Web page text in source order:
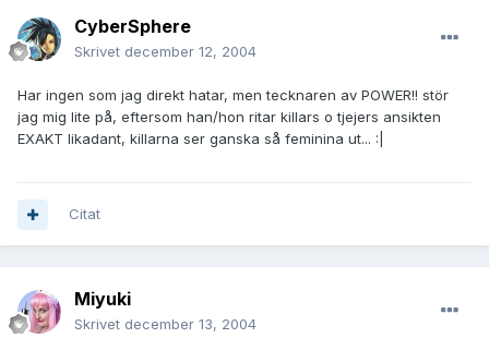
CyberSphere
Skrivet december 12, 2004
Har ingen som jag direkt hatar, men tecknaren av POWER!! stör
jag mig lite på, eftersom han/hon ritar killars o tjejers ansikten
EXAKT likadant, killarna ser ganska så feminina ut... :|
Citat
Miyuki
Skrivet december 13, 2004